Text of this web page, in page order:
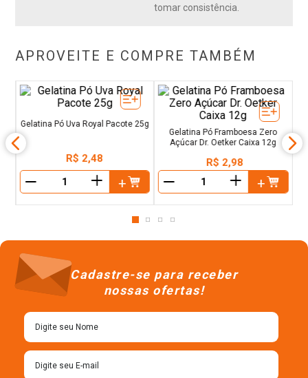
tomar consistência.
APROVEITE E COMPRE TAMBÉM
R$
＋
－
Açúcar Dr. Oetker Caixa 12g
＋
－
Cadastre-se para receber